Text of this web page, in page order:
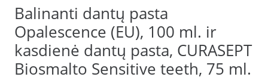
Balinanti dantų pasta
Opalescence (EU), 100 ml. ir
kasdienė dantų pasta, CURASEPT
Biosmalto Sensitive teeth, 75 ml.